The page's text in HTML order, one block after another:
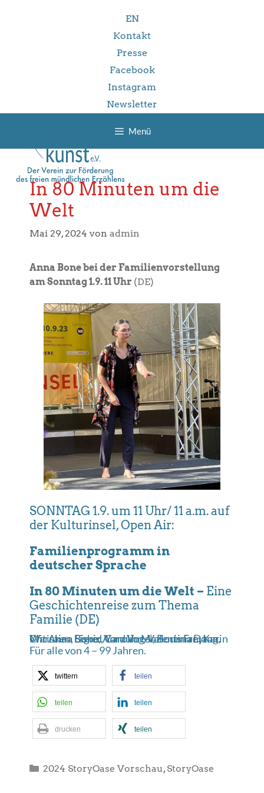
EN
Kontakt
Presse
Facebook
Instagram
Newsletter
Menü
In 80 Minuten um die
Welt
Mai 29, 2024 von admin
Anna Bone bei der Familienvorstellung
am Sonntag 1.9. 11 Uhr (DE)
SONNTAG 1.9. um 11 Uhr/ 11 a.m. auf
der Kulturinsel, Open Air:
Familienprogramm in
deutscher Sprache
In 80 Minuten um die Welt – Eine
Geschichtenreise zum Thema
Familie (DE)
Mit Anna Bone, Arna Vogel, Boris Freytag, Christian Lisker, Carolin Mazloumian, Karin Warnken, Sigrid Varduhn, Valentina Dann.
Für alle von 4 – 99 Jahren.
twittern teilen
teilen teilen
drucken teilen
Kategorien
2024 StoryOase Vorschau,StoryOase